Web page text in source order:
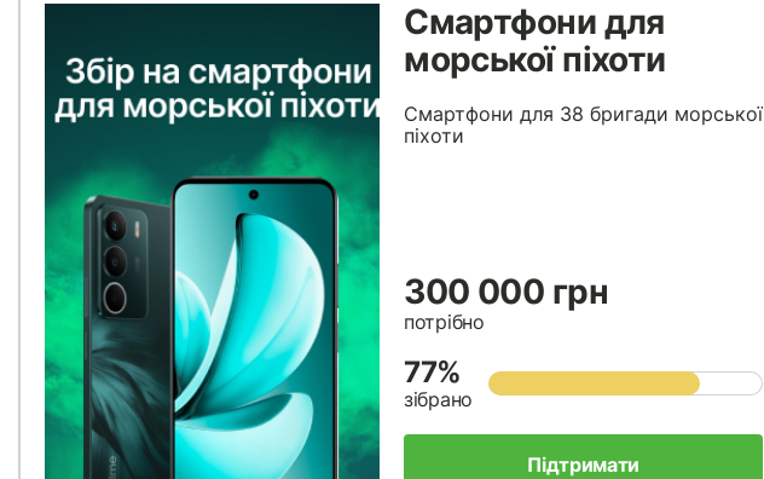
Смартфони для
морської піхоти
Смартфони для 38 бригади морської
піхоти
300 000 грн
потрібно
77%
зібрано
Підтримати